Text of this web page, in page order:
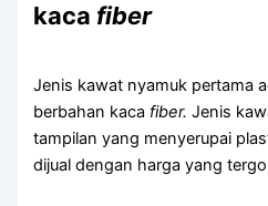
kaca fiber
Jenis kawat nyamuk pertama
berbahan kaca fiber.Jenis
tampilan yang menyerupai
dijual dengan harga yang